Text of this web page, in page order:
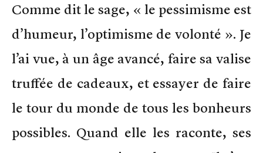
Comme dit le sage, « le pessimisme est
d’humeur, l’optimisme de volonté ». Je
l’ai vue, à un âge avancé, faire sa valise
truffée de cadeaux, et essayer de faire
le tour du monde de tous les bonheurs
possibles. Quand elle les raconte, ses